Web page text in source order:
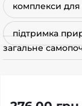
комплекси для
підтримка
загальне